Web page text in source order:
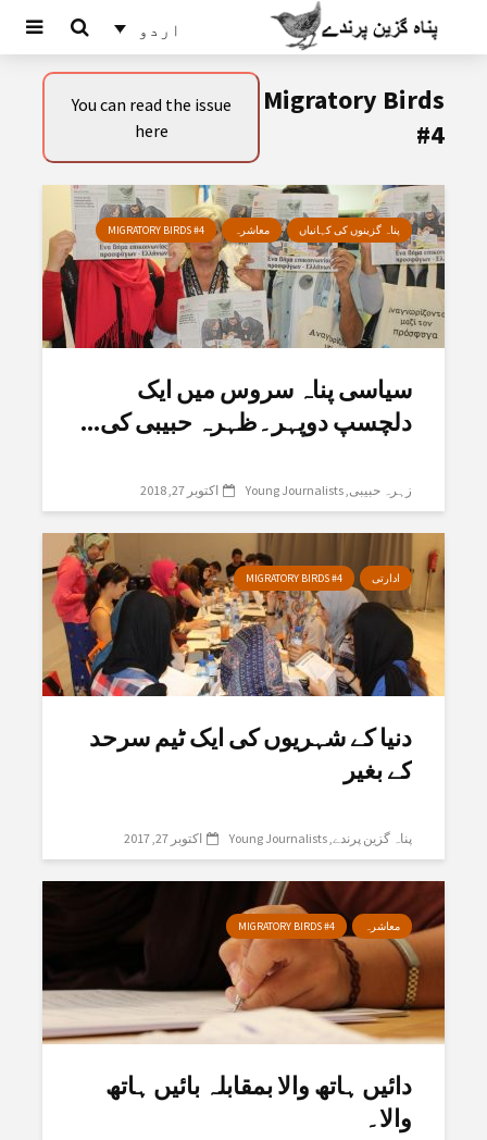
اردو
Migratory Birds
#4
You can read the issue
here
پناہ گزینوں کی کہانیاں معاشرہ MIGRATORY BIRDS #4
سیاسی پناہ سروس میں ایک
دلچسپ دوپہر۔ظہرہ حبیبی کی...
زہرہ حبیبی Young Journalists اکتوبر 27, 2018
ادارتی MIGRATORY BIRDS #4
دنیا کے شہریوں کی ایک ٹیم سرحد
کے بغیر
پناہ گزین پرندے Young Journalists اکتوبر 27, 2017
معاشرہ MIGRATORY BIRDS #4
دائیں ہاتھ والا بمقابلہ بائیں ہاتھ
والا۔